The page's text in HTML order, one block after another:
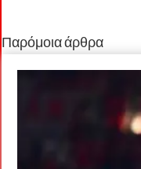
Παρόμοια άρθρα